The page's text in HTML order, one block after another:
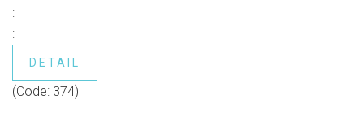
:
:
DETAIL
(Code: 374)